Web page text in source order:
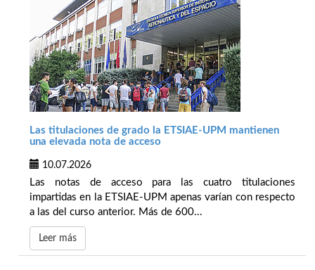
Las titulaciones de grado la ETSIAE-UPM mantienen
una elevada nota de acceso
10.07.2026
Las notas de acceso para las cuatro titulaciones
impartidas en la ETSIAE-UPM apenas varían con respecto
a las del curso anterior. Más de 600...
Leer más